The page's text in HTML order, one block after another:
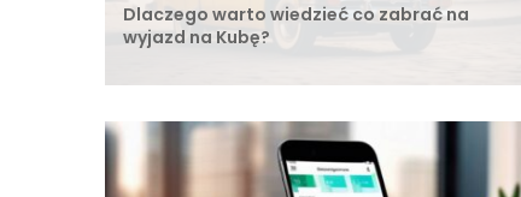
Dlaczego warto wiedzieć co zabrać na
wyjazd na Kubę?